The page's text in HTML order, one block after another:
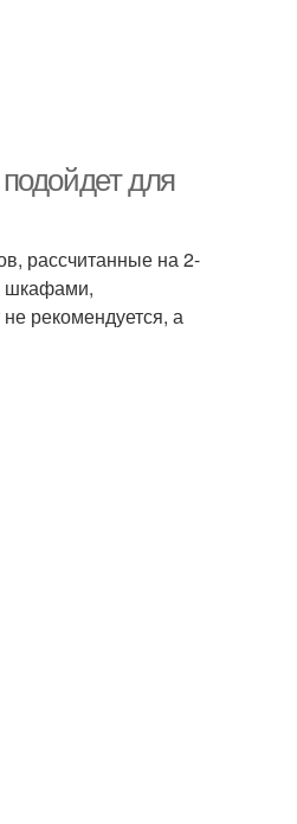
для
рассчитанные на 2-
шкафами,
рекомендуется, а